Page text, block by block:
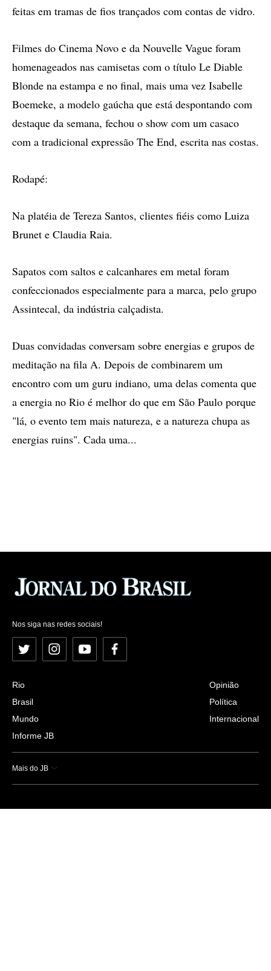
feitas em tramas de fios trançados com contas de vidro.
Filmes do Cinema Novo e da Nouvelle Vague foram
homenageados nas camisetas com o título Le Diable
Blonde na estampa e no final, mais uma vez Isabelle
Boemeke, a modelo gaúcha que está despontando com
destaque da semana, fechou o show com um casaco
com a tradicional expressão The End, escrita nas costas.
Rodapé:
Na platéia de Tereza Santos, clientes fiéis como Luiza
Brunet e Claudia Raia.
Sapatos com saltos e calcanhares em metal foram
confeccionados especialmente para a marca, pelo grupo
Assintecal, da indústria calçadista.
Duas convidadas conversam sobre energias e grupos de
meditação na fila A. Depois de combinarem um
encontro com um guru indiano, uma delas comenta que
a energia no Rio é melhor do que em São Paulo porque
"lá, o evento tem mais natureza, e a natureza chupa as
energias ruins". Cada uma...
Nos siga nas redes sociais!
Twitter InstagramYouTubeFacebook
Rio
Brasil
Mundo
Informe JB
Opinião
Política
Internacional
Mais do JB
Esportes